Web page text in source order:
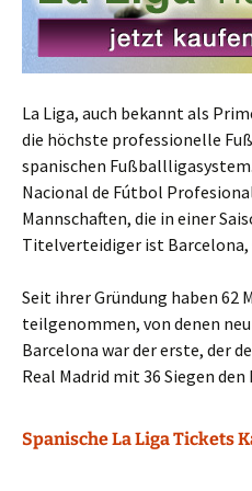
La Liga, auch bekannt als
die höchste professionelle
spanischen
Nacional de Fútbol
Mannschaften, die in einer
Titelverteidiger ist Barcelona,
Seit ihrer Gründung haben 62
teilgenommen, von denen
Barcelona war der erste, der
Real Madrid mit 36 Siegen
Spanische La Liga Tickets